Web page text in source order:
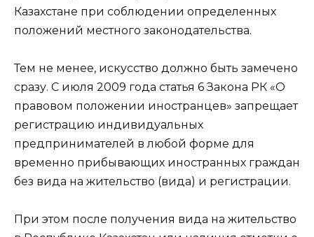
Казахстане при соблюдении определенных
положений местного законодательства.
Тем не менее, искусство должно быть замечено
сразу. С июля 2009 года статья 6 Закона РК «О
правовом положении иностранцев» запрещает
регистрацию индивидуальных
предпринимателей в любой форме для
временно прибывающих иностранных граждан
без вида на жительство (вида) и регистрации.
При этом после получения вида на жительство